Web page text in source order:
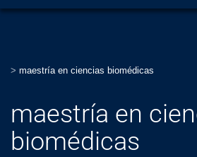
> maestría en ciencias biomédicas
maestría en
biomédicas